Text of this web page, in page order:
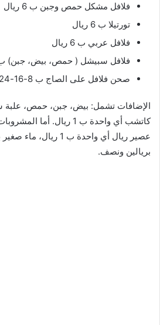
فلافل مشكل حمص وجبن ب 6 ريال
تورتيلا ب 6 ريال
فلافل عربي ب 6 ريال
فلافل سبيشل ( حمص، بيض، جبن) ب 7
صحن فلافل على الصاج ب 8-16-24 ريال.
الإضافات تشمل: بيض، جبن، حمص، علبة
كاتشب أي واحدة ب 1 ريال.
عصير ريال أي واحدة ب 1
بريالين ونصف.